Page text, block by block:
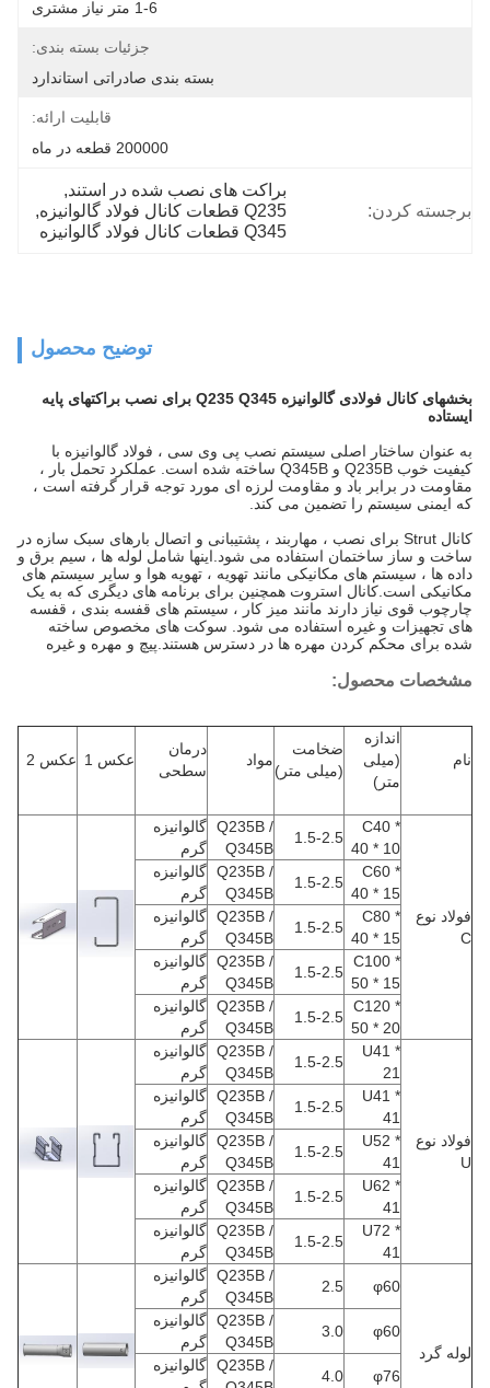
1-6 متر نیاز مشتری
جزئیات بسته بندی:
بسته بندی صادراتی استاندارد
قابلیت ارائه:
200000 قطعه در ماه
برجسته کردن:
براکت های نصب شده در استند,
Q235 قطعات کانال فولاد گالوانیزه
,
Q345 قطعات کانال فولاد گالوانیزه
توضیح محصول
بخشهای کانال فولادی گالوانیزه Q235 Q345 برای نصب براکتهای پایه
ایستاده
به عنوان ساختار اصلی سیستم نصب پی وی سی ، فولاد گالوانیزه با
کیفیت خوب Q235B و Q345B ساخته شده است. عملکرد تحمل بار ،
مقاومت در برابر باد و مقاومت لرزه ای مورد توجه قرار گرفته است ،
که ایمنی سیستم را تضمین می کند.
کانال Strut برای نصب ، مهاربند ، پشتیبانی و اتصال بارهای سبک سازه در
ساخت و ساز ساختمان استفاده می شود.اینها شامل لوله ها ، سیم برق و
داده ها ، سیستم های مکانیکی مانند تهویه ، تهویه هوا و سایر سیستم های
مکانیکی است.کانال استروت همچنین برای برنامه های دیگری که به یک
چارچوب قوی نیاز دارند مانند میز کار ، سیستم های قفسه بندی ، قفسه
های تجهیزات و غیره استفاده می شود. سوکت های مخصوص ساخته
شده برای محکم کردن مهره ها در دسترس هستند.پیچ و مهره و غیره
مشخصات محصول:
نام
اندازه
(میلی
متر)
ضخامت
(میلی متر)
مواد
درمان
سطحی
عکس 1 عکس 2
فولاد نوع
C
C40 *
40 * 10
1.5-2.5
Q235B /
Q345B
گالوانیزه
گرم
C60 *
40 * 15
1.5-2.5
Q235B /
Q345B
گالوانیزه
گرم
C80 *
40 * 15
1.5-2.5
Q235B /
Q345B
گالوانیزه
گرم
C100 *
50 * 15
1.5-2.5
Q235B /
Q345B
گالوانیزه
گرم
C120 *
50 * 20
1.5-2.5
Q235B /
Q345B
گالوانیزه
گرم
فولاد نوع
U
U41 *
21
1.5-2.5
Q235B /
Q345B
گالوانیزه
گرم
U41 *
41
1.5-2.5
Q235B /
Q345B
گالوانیزه
گرم
U52 *
41
1.5-2.5
Q235B /
Q345B
گالوانیزه
گرم
U62 *
41
1.5-2.5
Q235B /
Q345B
گالوانیزه
گرم
U72 *
41
1.5-2.5
Q235B /
Q345B
گالوانیزه
گرم
لوله گرد
φ60
2.5
Q235B /
Q345B
گالوانیزه
گرم
φ60
3.0
Q235B /
Q345B
گالوانیزه
گرم
φ76
4.0
Q235B / گالوانیزه